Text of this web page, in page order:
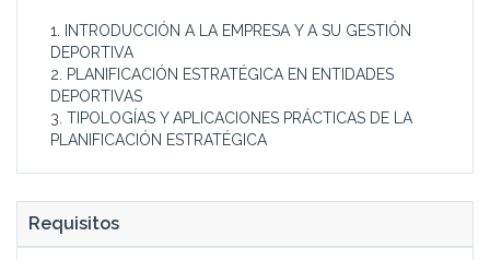
1. INTRODUCCIÓN A LA EMPRESA Y A SU GESTIÓN
DEPORTIVA
2. PLANIFICACIÓN ESTRATÉGICA EN ENTIDADES
DEPORTIVAS
3. TIPOLOGÍAS Y APLICACIONES PRÁCTICAS DE LA
PLANIFICACIÓN ESTRATÉGICA
Requisitos